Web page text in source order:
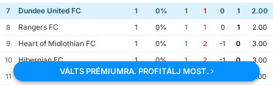
7
Dundee United FC 1 0% 1 1 0 1
2.00
8
Rangers FC 1 0% 1 1 0 1
2.00
9
Heart of Midlothian FC 1 0% 1 2 -1 0
3.00
10
Hibernian FC 1 0% 1 2 -1 0
3.00
11
Kilmarnock FC 1 0% 3 4 7.00
VÁLTS PRÉMIUMRA. PROFITÁLJ MOST.